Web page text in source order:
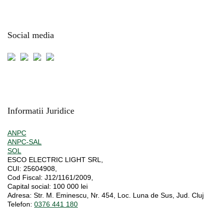
Social media
Informatii Juridice
ANPC
ANPC-SAL
SOL
ESCO ELECTRIC LIGHT SRL,
CUI: 25604908,
Cod Fiscal: J12/1161/2009,
Capital social: 100 000 lei
Adresa: Str. M. Eminescu, Nr. 454, Loc. Luna de Sus, Jud. Cluj
Telefon: 0376 441 180